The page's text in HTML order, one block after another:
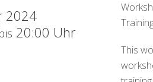
2024
bis 20:00 Uhr
This